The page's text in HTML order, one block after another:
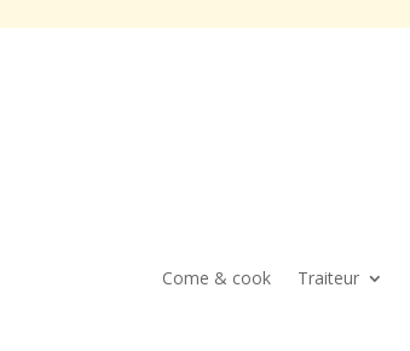
Come & cook Traiteur